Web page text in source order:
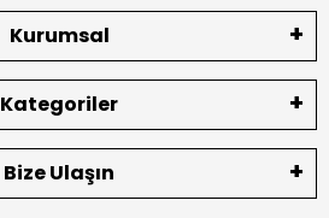
Kurumsal
Kategoriler
Bize Ulaşın